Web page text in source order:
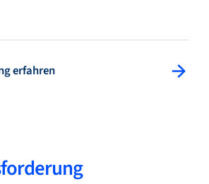
erfahren: Bronkhorst Lösung erfahren